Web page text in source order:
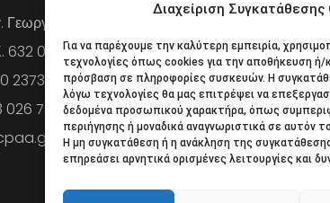
Διαχείριση Συγκατάθεσης
Για να παρέχουμε την καλύτερη εμπειρία,
τεχνολογίες όπως cookies για την αποθήκευση ή/
πρόσβαση σε πληροφορίες συσκευών. Η
λόγω τεχνολογίες θα μας επιτρέψει να
δεδομένα προσωπικού χαρακτήρα, όπως
περιήγησης ή μοναδικά αναγνωριστικά σε αυτόν
Η μη συγκατάθεση ή η ανάκληση της
επηρεάσει αρνητικά ορισμένες λειτουργίες και
Γεωργίου 14 • Νέα
632 00 • Χαλκιδική
2373 026 739
739
Κάντε εγγραφή στο
φυλλάδιο και μείνετε στο
της οικονομικής